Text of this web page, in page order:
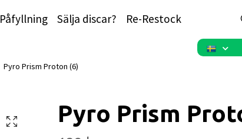
Påfyllning Sälja discar? Re-Restock
Pyro Prism Proton (6)
Pyro Prism